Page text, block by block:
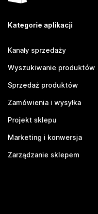
Kategorie aplikacji
Kanały sprzedaży
Wyszukiwanie produktów
Sprzedaż produktów
Zamówienia i wysyłka
Projekt sklepu
Marketing i konwersja
Zarządzanie sklepem